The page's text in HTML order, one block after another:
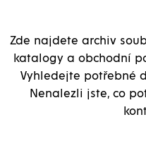
Zde najdete archiv
katalogy a obchodní
Vyhledejte potřebné
Nenalezli jste, co